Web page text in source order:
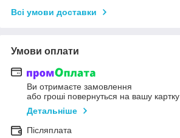
Всі умови доставки
Умови оплати
Ви отримаєте замовлення
або гроші повернуться на вашу картку
Детальніше
Післяплата